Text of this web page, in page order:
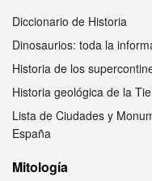
Diccionario de Historia
Dinosaurios: toda la
Historia de los
Historia geológica de la
Lista de Ciudades y
España
Mitología